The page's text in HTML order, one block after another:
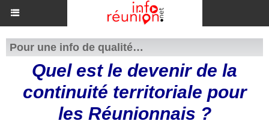
Pour une info de qualité…
​Quel est le devenir de la
continuité territoriale pour
les Réunionnais ?